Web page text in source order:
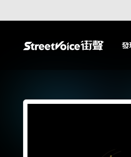
發